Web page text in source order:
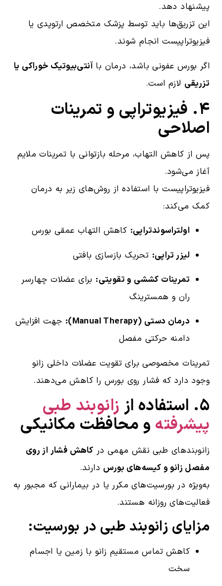
پیشنهاد دهد.
این تزریق‌ها باید توسط پزشک متخصص ارتوپدی یا
فیزیوتراپیست انجام شوند.
اگر بورس عفونی باشد، درمان با آنتی‌بیوتیک خوراکی یا
تزریقی لازم است.
۴. فیزیوتراپی و تمرینات
اصلاحی
پس از کاهش التهاب، مرحله بازتوانی با تمرینات ملایم
آغاز می‌شود.
فیزیوتراپیست با استفاده از روش‌های زیر به درمان
کمک می‌کند:
اولتراسوندتراپی: کاهش التهاب عمقی بورس
لیزر تراپی: تحریک بازسازی بافتی
تمرینات کششی و تقویتی: برای عضلات چهارسر
ران و همسترینگ
درمان دستی (Manual Therapy):
جهت افزایش
دامنه حرکتی مفصل
تمرینات مخصوصی برای تقویت عضلات داخلی زانو
وجود دارد که فشار روی بورس را کاهش می‌دهند.
۵. استفاده از زانوبند طبی
پیشرفته و محافظت مکانیکی
زانوبندهای طبی نقش مهمی در کاهش فشار از روی
مفصل زانو و کیسه‌های بورس دارند.
به‌ویژه در بورسیت‌های مکرر یا در بیمارانی که مجبور به
فعالیت‌های روزانه هستند.
مزایای زانوبند طبی در بورسیت:
کاهش تماس مستقیم زانو با زمین یا اجسام
سخت